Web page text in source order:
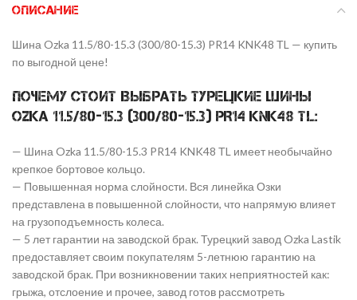
ОПИСАНИЕ
Шина Ozka 11.5/80-15.3 (300/80-15.3) PR14 KNK48 ТL — купить
по выгодной цене!
Почему стоит выбрать Турецкие шины
Ozka 11.5/80-15.3 (300/80-15.3) PR14 KNK48 ТL:
— Шина Ozka 11.5/80-15.3 PR14 KNK48 ТL имеет необычайно
крепкое бортовое кольцо.
— Повышенная норма слойности. Вся линейка Озки
представлена в повышенной слойности, что напрямую влияет
на грузоподъемность колеса.
— 5 лет гарантии на заводской брак. Турецкий завод Ozka Lastik
предоставляет своим покупателям 5-летнюю гарантию на
заводской брак. При возникновении таких неприятностей как:
грыжа, отслоение и прочее, завод готов рассмотреть